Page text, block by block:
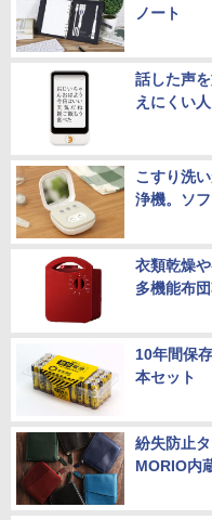
ノート
話した声
えにくい
こすり洗
浄機。ソ
衣類乾燥
多機能布
10年間保
本セット
紛失防止
MORIO内